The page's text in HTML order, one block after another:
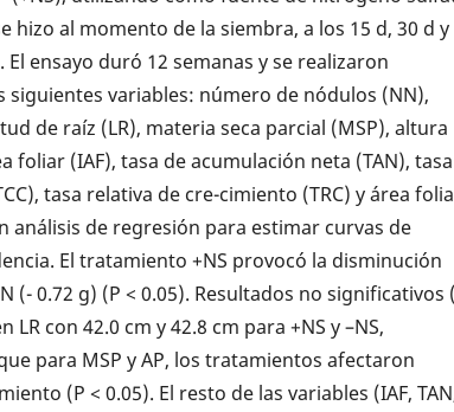
hizo al momento de la siembra, a los 15 d, 30 d y
ensayo duró 12 semanas y se realizaron
siguientes variables: número de nódulos (NN),
de raíz (LR), materia seca parcial (MSP), altura
foliar (IAF), tasa de acumulación neta (TAN), tasa
tasa relativa de cre-cimiento (TRC) y área
análisis de regresión para estimar curvas de
El tratamiento +NS provocó la disminución
(- 0.72 g) (P < 0.05). Resultados no significativos
LR con 42.0 cm y 42.8 cm para +NS y –NS,
para MSP y AP, los tratamientos afectaron
(P < 0.05). El resto de las variables (IAF,